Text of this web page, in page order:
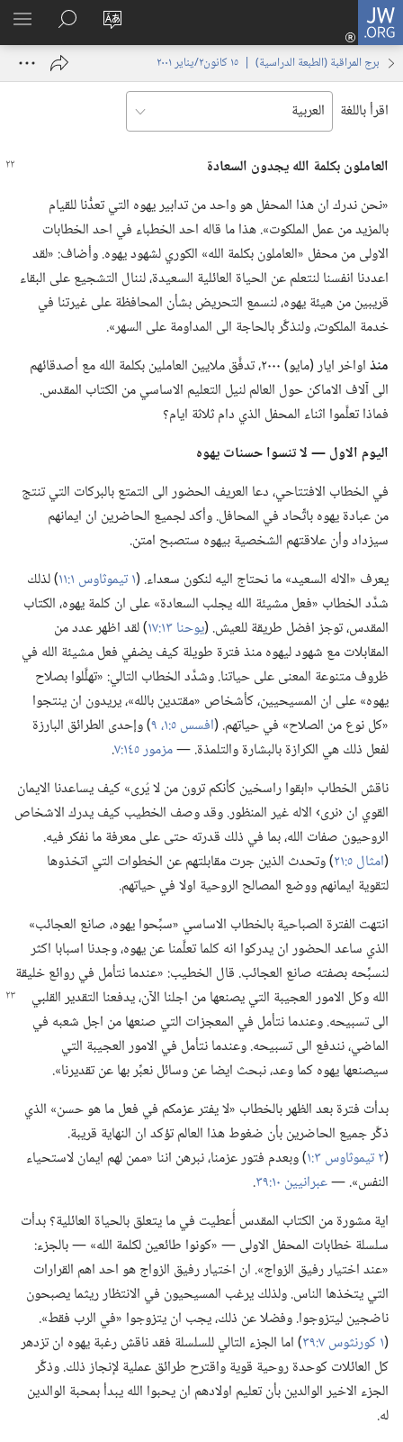
JW.ORG
تغيير
الموقع
تسجيل
الدخول
نافذة
البحث
في
JW.‎ORG
برج المراقبة (‏الطبعة الدراسية)‏ | ‏‎١٥‏ ‏‎كانون٢/يناير‏ ‎٢٠٠١
اقرأ باللغة
العاملون بكلمة الله يجدون السعادة
‏«نحن ندرك ان هذا المحفل هو واحد من تدابير يهوه التي تعدُّنا للقيام
بالمزيد من عمل الملكوت».‏ هذا ما قاله احد الخطباء في احد الخطابات
الاولى من محفل «العاملون بكلمة الله» الكوري لشهود يهوه.‏ وأضاف:‏ «لقد
اعددنا انفسنا لنتعلم عن الحياة العائلية السعيدة،‏ لننال التشجيع على البقاء
قريبين من هيئة يهوه،‏ لنسمع التحريض بشأن المحافظة على غيرتنا في
خدمة الملكوت،‏ ولنذكَّر بالحاجة الى المداومة على السهر».‏
منذ
اواخر ايار (‏مايو)‏ ٢٠٠٠،‏ تدفَّق ملايين العاملين بكلمة الله مع أصدقائهم
الى آلاف الاماكن حول العالم لنيل التعليم الاساسي من الكتاب المقدس.‏
فماذا تعلَّموا اثناء المحفل الذي دام ثلاثة ايام؟‏
اليوم الاول —‏ لا تنسوا حسنات يهوه
في الخطاب الافتتاحي،‏ دعا العريف الحضور الى التمتع بالبركات التي تنتج
من عبادة يهوه باتِّحاد في المحافل.‏ وأكد لجميع الحاضرين ان ايمانهم
سيزداد وأن علاقتهم الشخصية بيهوه ستصبح امتن.‏
يعرف «الاله السعيد» ما نحتاج اليه لنكون سعداء.‏ (‏١ تيموثاوس ١:‏١١
‏)‏ لذلك
شدَّد الخطاب «فعل مشيئة الله يجلب السعادة» على ان كلمة يهوه،‏ الكتاب
المقدس،‏ توجز افضل طريقة للعيش.‏ (‏يوحنا ١٣:‏١٧
‏)‏ لقد اظهر عدد من
المقابلات مع شهود ليهوه منذ فترة طويلة كيف يضفي فعل مشيئة الله في
ظروف متنوعة المعنى على حياتنا.‏ وشدَّد الخطاب التالي:‏ «تهلَّلوا بصلاح
يهوه» على ان المسيحيين،‏ كأشخاص «مقتدين بالله»،‏ يريدون ان ينتجوا
«كل نوع من الصلاح» في حياتهم.‏ (‏افسس ٥:‏١،‏
‏)‏ وإحدى الطرائق البارزة
لفعل ذلك هي الكرازة بالبشارة والتلمذة.‏ —‏مزمور ١٤٥:‏٧
‏.‏
ناقش الخطاب «ابقوا راسخين كأنكم ترون من لا يُرى» كيف يساعدنا الايمان
القوي ان ‹نرى› الاله غير المنظور.‏ وقد وصف الخطيب كيف يدرك الاشخاص
الروحيون صفات الله،‏ بما في ذلك قدرته حتى على معرفة ما نفكر فيه.‏
(‏امثال ٥:‏٢١
‏)‏ وتحدث الذين جرت مقابلتهم عن الخطوات التي اتخذوها
لتقوية ايمانهم ووضع المصالح الروحية اولا في حياتهم.‏
انتهت الفترة الصباحية بالخطاب الاساسي «سبِّحوا يهوه،‏ صانع العجائب»
الذي ساعد الحضور ان يدركوا انه كلما تعلَّمنا عن يهوه،‏ وجدنا اسبابا اكثر
لنسبِّحه بصفته صانع العجائب.‏ قال الخطيب:‏ «عندما نتأمل في روائع خليقة
الله وكل الامور العجيبة التي يصنعها من اجلنا الآن،‏يدفعنا التقدير القلبي
الى تسبيحه.‏ وعندما نتأمل في المعجزات التي صنعها من اجل شعبه في
الماضي،‏ نندفع الى تسبيحه.‏ وعندما نتأمل في الامور العجيبة التي
سيصنعها يهوه كما وعد،‏ نبحث ايضا عن وسائل نعبِّر بها عن تقديرنا».‏
بدأت فترة بعد الظهر بالخطاب «لا يفتر عزمكم في فعل ما هو حسن» الذي
ذكَّر جميع الحاضرين بأن ضغوط هذا العالم تؤكد ان النهاية قريبة.‏
(‏٢ تيموثاوس ٣:‏١
‏)‏ وبعدم فتور عزمنا،‏ نبرهن اننا «ممن لهم ايمان لاستحياء
النفس».‏ —‏عبرانيين ١٠:‏٣٩
‏.‏
اية مشورة من الكتاب المقدس أُعطيت في ما يتعلق بالحياة العائلية؟‏ بدأت
سلسلة خطابات المحفل الاولى —‏ «كونوا طائعين لكلمة الله» —‏ بالجزء:‏
«عند اختيار رفيق الزواج».‏ ان اختيار رفيق الزواج هو احد اهم القرارات
التي يتخذها الناس.‏ ولذلك يرغب المسيحيون في الانتظار ريثما يصبحون
ناضجين ليتزوجوا.‏ وفضلا عن ذلك،‏ يجب ان يتزوجوا «في الرب فقط».‏
(‏١ كورنثوس ٧:‏٣٩
‏)‏ اما الجزء التالي للسلسلة فقد ناقش رغبة يهوه ان تزدهر
كل العائلات كوحدة روحية قوية واقترح طرائق عملية لإنجاز ذلك.‏ وذكَّر
الجزء الاخير الوالدين بأن تعليم اولادهم ان يحبوا الله يبدأ بمحبة الوالدين
له.‏